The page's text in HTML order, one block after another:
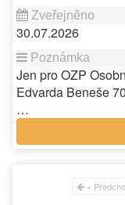
30.07.2026
Jen pro OZP
Edvarda Beneše
…
«